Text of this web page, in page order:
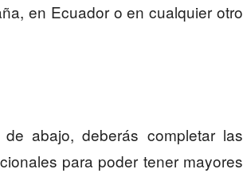
en Ecuador o en cualquier otro
abajo, deberás completar las
para poder tener mayores